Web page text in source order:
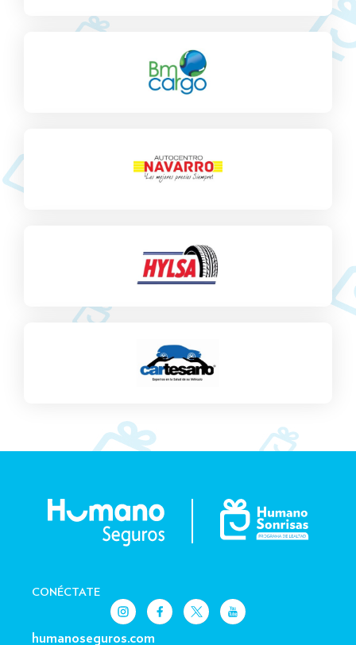
CONÉCTATE
humanoseguros.com